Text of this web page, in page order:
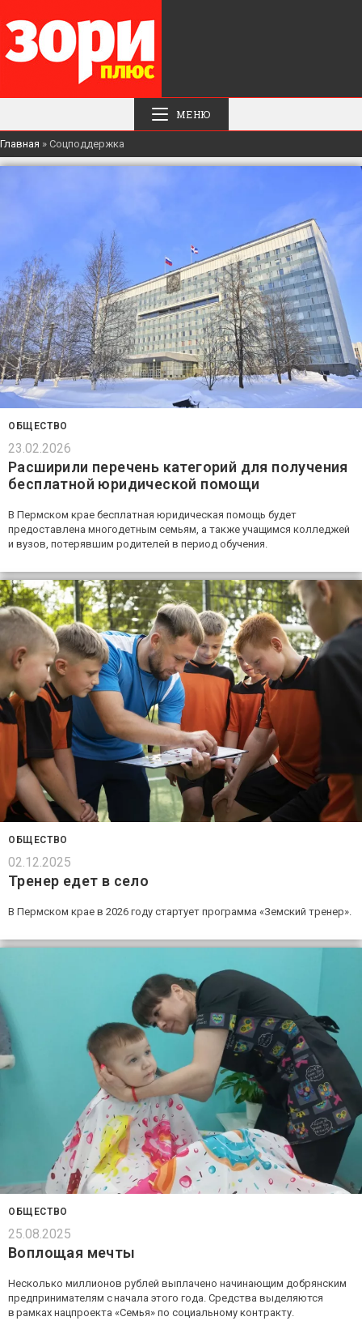
МЕНЮ
Главная » Соцподдержка
ОБЩЕСТВО
23.02.2026
Расширили перечень категорий для получения
бесплатной юридической помощи
В Пермском крае бесплатная юридическая помощь будет
предоставлена многодетным семьям, а также учащимся колледжей
и вузов, потерявшим родителей в период обучения.
ОБЩЕСТВО
02.12.2025
Тренер едет в село
В Пермском крае в 2026 году стартует программа «Земский тренер».
ОБЩЕСТВО
25.08.2025
Воплощая мечты
Несколько миллионов рублей выплачено начинающим добрянским
предпринимателям с начала этого года. Средства выделяются
в рамках нацпроекта «Семья» по социальному контракту.